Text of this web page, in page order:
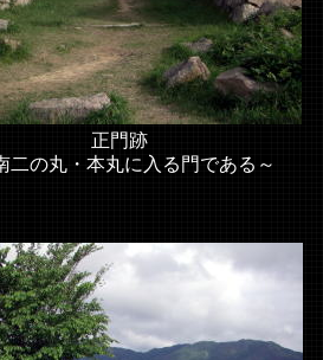
跡
二の丸・本丸に入る門である～